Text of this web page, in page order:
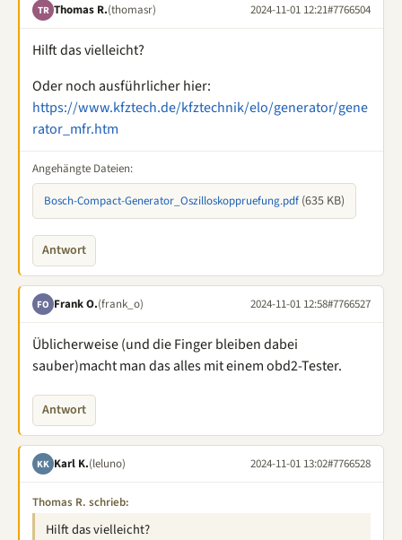
TR Thomas R.(thomasr) 2024-11-01 12:21#7766504
Hilft das vielleicht?
Oder noch ausführlicher hier:
https://www.kfztech.de/kfztechnik/elo/generator/gene
rator_mfr.htm
Angehängte Dateien:
Bosch-Compact-Generator_Oszilloskoppruefung.pdf (635 KB)
Antwort
FO Frank O.(frank_o) 2024-11-01 12:58#7766527
Üblicherweise (und die Finger bleiben dabei
sauber)macht man das alles mit einem obd2-Tester.
Antwort
KK Karl K.(leluno) 2024-11-01 13:02#7766528
Thomas R. schrieb:
Hilft das vielleicht?